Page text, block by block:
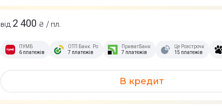
від 2 400 ₴ / пл.
ПУМБ
6 платежів
ОТП Банк. Розстрочка Скибочка.
7 платежів
ПриватБанк
7 платежів
Це Розстрочка
15 платежів
В кредит